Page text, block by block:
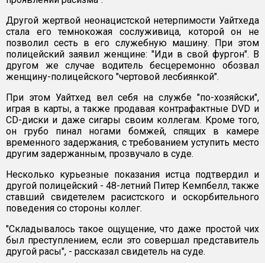
Другой жертвой неонацистской нетерпимости Уайтхеда
стала его темнокожая сослуживица, которой он не
позволил сесть в его служебную машину. При этом
полицейский заявил женщине: "Иди в свой фургон". В
другом же случае водитель бесцеремонно обозвал
женщину-полицейского "чертовой лесбиянкой".
При этом Уайтхед вел себя на службе "по-хозяйски",
играя в карты, а также продавая контрафактные DVD и
CD-диски и даже сигары своим коллегам. Кроме того,
он грубо пинал ногами бомжей, спящих в камере
временного задержания, с требованием уступить место
другим задержанным, прозвучало в суде.
Несколько курьезные показания истца подтвердил и
другой полицейский - 48-летний Питер Кемпбелл, также
ставший свидетелем расистского и оскорбительного
поведения со стороны коллег.
"Складывалось такое ощущение, что даже простой чих
был преступлением, если это совершал представитель
другой расы", - рассказал свидетель на суде.